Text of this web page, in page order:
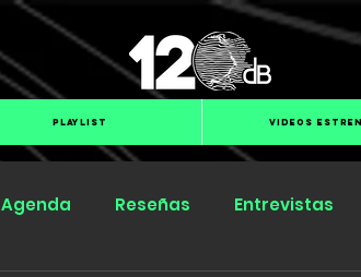
PLAYLIST VIDEOS
Agenda Reseñas Entrevistas